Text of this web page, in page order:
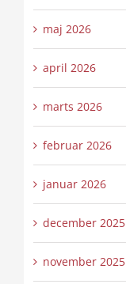
maj 2026
april 2026
marts 2026
februar 2026
januar 2026
december 2025
november 2025